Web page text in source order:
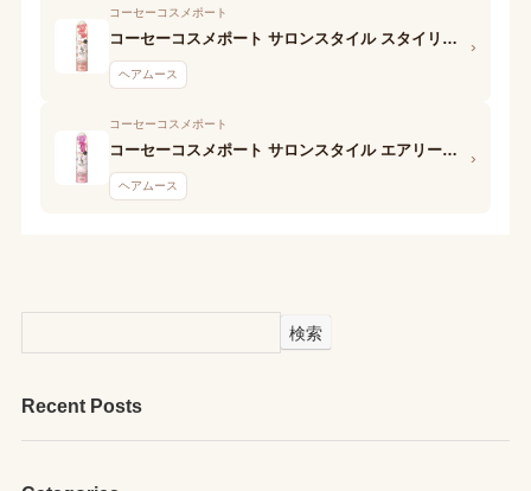
コーセーコスメポート
コーセーコスメポート サロンスタイル スタイリングムース (ウェットスタイル)
ヘアムース
›
コーセーコスメポート
コーセーコスメポート サロンスタイル エアリーホイップワックス (ふわゆるストレート)
ヘアムース
›
検索
Recent Posts